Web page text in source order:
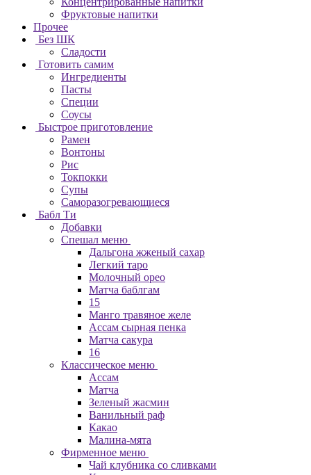
Фруктовые напитки
Прочее
Без ШК
Сладости
Готовить самим
Ингредиенты
Пасты
Специи
Соусы
Быстрое приготовление
Рамен
Вонтоны
Рис
Токпокки
Супы
Саморазогревающиеся
Бабл Ти
Добавки
Спешал меню
Дальгона жженый сахар
Легкий таро
Молочный орео
Матча баблгам
15
Манго травяное желе
Ассам сырная пенка
Матча сакура
16
Классическое меню
Ассам
Матча
Зеленый жасмин
Ванильный раф
Какао
Малина-мята
Фирменное меню
Чай клубника со сливками